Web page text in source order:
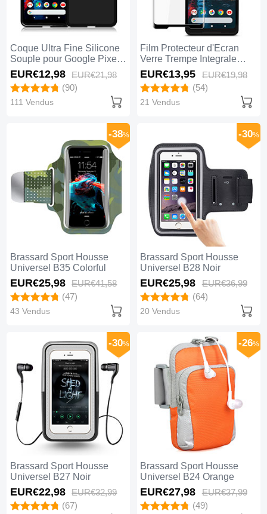
Coque Ultra Fine Silicone
Souple pour Google Pixel 2
XL Noir
EUR€12,98 EUR€21,98
(90)
111 Vendus
Film Protecteur d'Ecran
Verre Trempe Integrale
pour Google Pixel 2 XL
Noir
EUR€13,95 EUR€19,98
(54)
21 Vendus
Brassard Sport Housse
Universel B35 Colorful
-38%
EUR€25,98 EUR€41,58
(47)
43 Vendus
Brassard Sport Housse
Universel B28 Noir
-30%
EUR€25,98 EUR€36,99
(64)
20 Vendus
Brassard Sport Housse
Universel B27 Noir
-30%
EUR€22,98 EUR€32,99
(67)
Brassard Sport Housse
Universel B24 Orange
-26%
EUR€27,98 EUR€37,99
(49)